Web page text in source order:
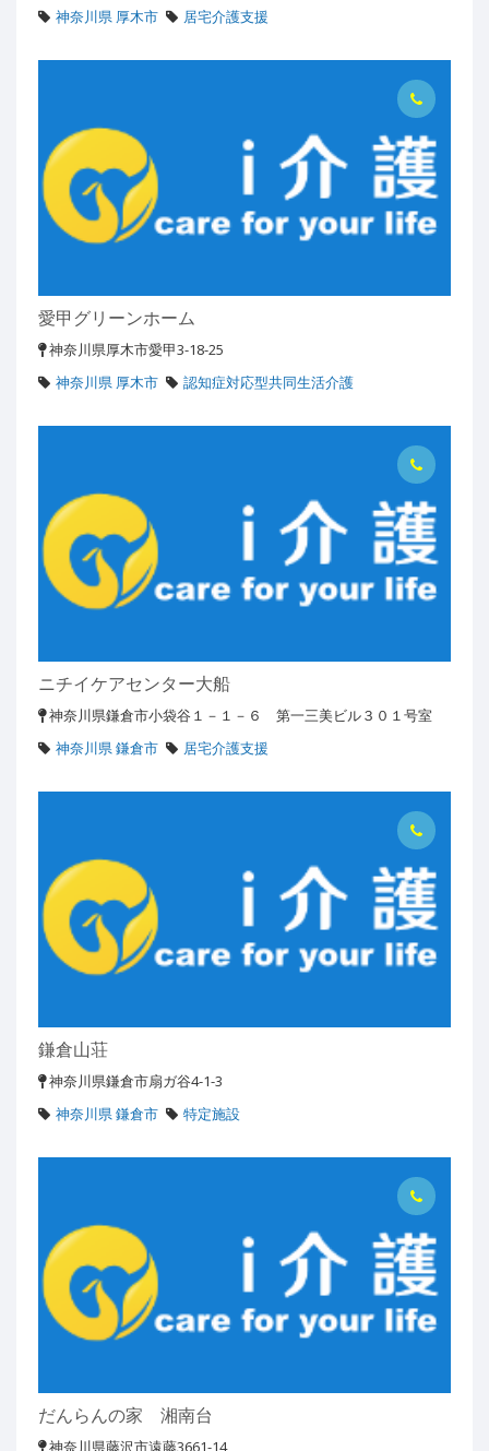
神奈川県 厚木市
居宅介護支援
愛甲グリーンホーム
神奈川県厚木市愛甲3-18-25
神奈川県 厚木市
認知症対応型共同生活介護
ニチイケアセンター大船
神奈川県鎌倉市小袋谷１－１－６ 第一三美ビル３０１号室
神奈川県 鎌倉市
居宅介護支援
鎌倉山荘
神奈川県鎌倉市扇ガ谷4-1-3
神奈川県 鎌倉市
特定施設
だんらんの家 湘南台
神奈川県藤沢市遠藤3661-14